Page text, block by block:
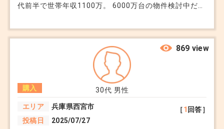
代前半で世帯年収1100万。 6000万台の物件検討中だ
30代 男性
購入
エリア
兵庫県西宮市
投稿日
2025/07/27
［1 回答］
869 view